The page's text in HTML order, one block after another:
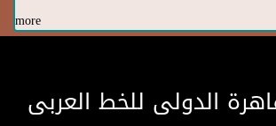
more
الدولى للخط العربى